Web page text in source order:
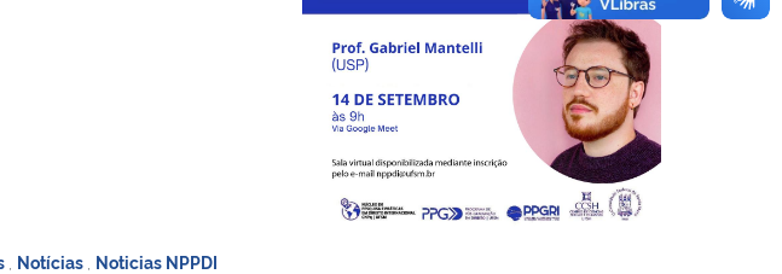
Notícias Noticias NPPDI